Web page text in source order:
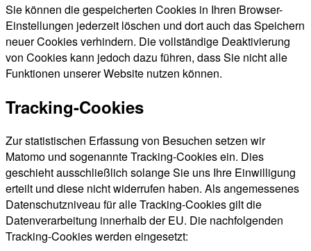
Sie können die gespeicherten Cookies in Ihren Browser-
Einstellungen jederzeit löschen und dort auch das Speichern
neuer Cookies verhindern. Die vollständige Deaktivierung
von Cookies kann jedoch dazu führen, dass Sie nicht alle
Funktionen unserer Website nutzen können.
Tracking-Cookies
Zur statistischen Erfassung von Besuchen setzen wir
Matomo und sogenannte Tracking-Cookies ein. Dies
geschieht ausschließlich solange Sie uns Ihre Einwilligung
erteilt und diese nicht widerrufen haben. Als angemessenes
Datenschutzniveau für alle Tracking-Cookies gilt die
Datenverarbeitung innerhalb der EU. Die nachfolgenden
Tracking-Cookies werden eingesetzt: